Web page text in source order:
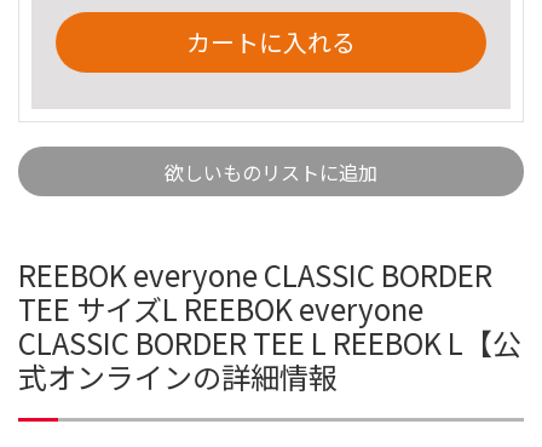
カートに入れる
欲しいものリストに追加
REEBOK everyone CLASSIC BORDER
TEE サイズL REEBOK everyone
CLASSIC BORDER TEE L REEBOK L【公
式オンラインの詳細情報